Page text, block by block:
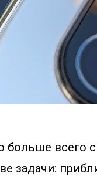
больше всего
задачи: